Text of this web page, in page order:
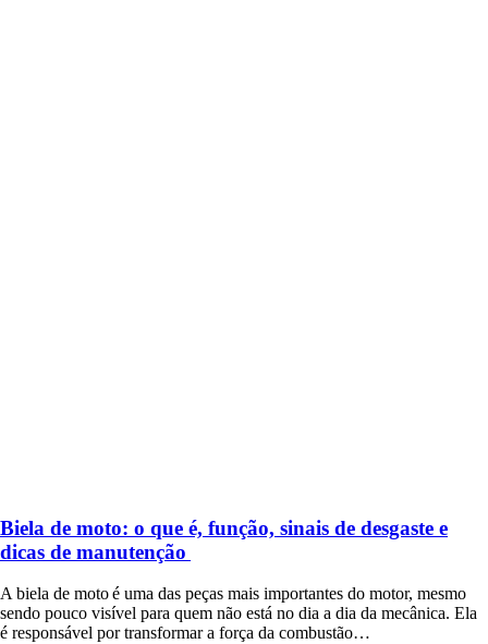
Biela de moto: o que é, função, sinais de desgaste e
dicas de manutenção
A biela de moto é uma das peças mais importantes do motor, mesmo
sendo pouco visível para quem não está no dia a dia da mecânica. Ela
é responsável por transformar a força da combustão…